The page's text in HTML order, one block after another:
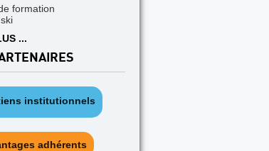
formation
...
institutionnels
adhérents